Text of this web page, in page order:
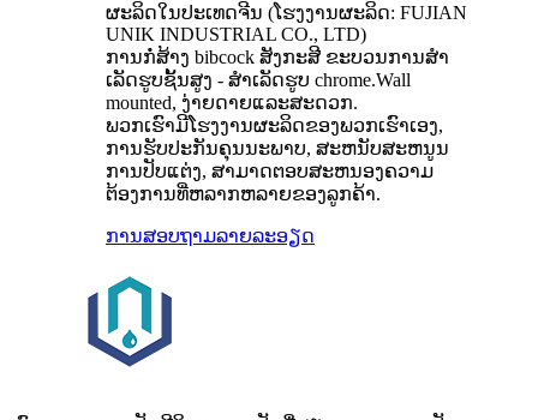
ຜະລິດໃນປະເທດຈີນ (ໂຮງງານຜະລິດ: FUJIAN
UNIK INDUSTRIAL CO., LTD)
ການກໍ່ສ້າງ bibcock ສັງກະສີ ຂະບວນການສໍາ
ເລັດຮູບຊັ້ນສູງ - ສໍາເລັດຮູບ chrome.Wall
mounted, ງ່າຍດາຍແລະສະດວກ.
ພວກເຮົາມີໂຮງງານຜະລິດຂອງພວກເຮົາເອງ,
ການຮັບປະກັນຄຸນນະພາບ, ສະຫນັບສະຫນູນ
ການປັບແຕ່ງ, ສາມາດຕອບສະຫນອງຄວາມ
ຕ້ອງການທີ່ຫລາກຫລາຍຂອງລູກຄ້າ.
ການສອບຖາມລາຍລະອຽດ